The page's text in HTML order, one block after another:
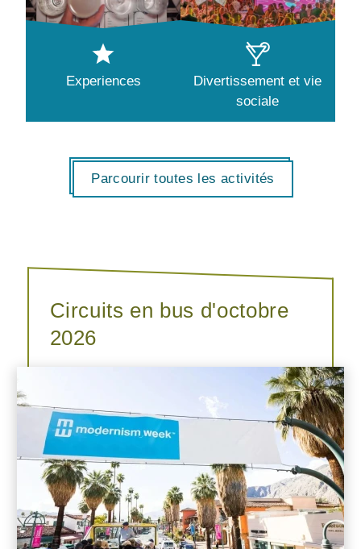
Experiences
Divertissement et vie
sociale
Parcourir toutes les activités
Circuits en bus d'octobre
2026